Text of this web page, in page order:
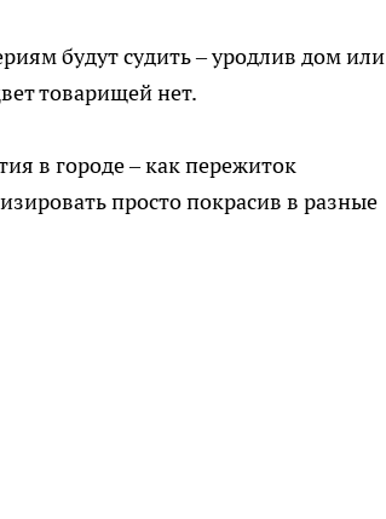
будут судить – уродлив дом или
товарищей нет.
в городе – как пережиток
просто покрасив в разные